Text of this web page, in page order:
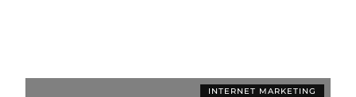
INTERNET MARKETING